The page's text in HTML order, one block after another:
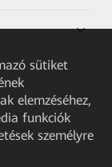
sütiket
elemzéséhez,
funkciók
személyre